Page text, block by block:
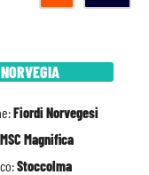
Fiordi Norvegesi
MSC Magnifica
Stoccolma